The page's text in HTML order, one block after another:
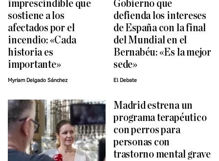
imprescindible que
sostiene a los
afectados por el
incendio: «Cada
historia es
importante»
Myriam Delgado Sánchez
Gobierno que
defienda los intereses
de España con la final
del Mundial en el
Bernabéu: «Es la mejor
sede»
El Debate
Madrid estrena un
programa terapéutico
con perros para
personas con
trastorno mental grave